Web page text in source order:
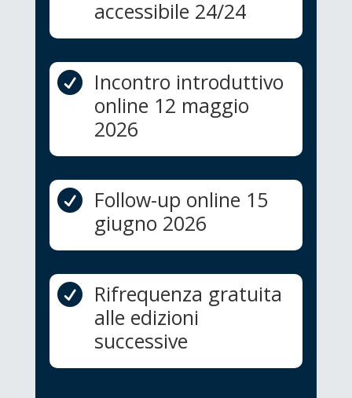
accessibile 24/24
 Incontro introduttivo
online 12 maggio
2026
 Follow-up online 15
giugno 2026
 Rifrequenza gratuita
alle edizioni
successive